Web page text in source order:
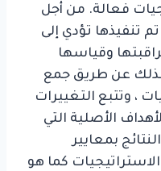
فعالة. من أجل
تنفيذها تؤدي إلى
وقياسها
عن طريق جمع
، وتتبع التغييرات
الأصلية التي
بمعايير
كما هو